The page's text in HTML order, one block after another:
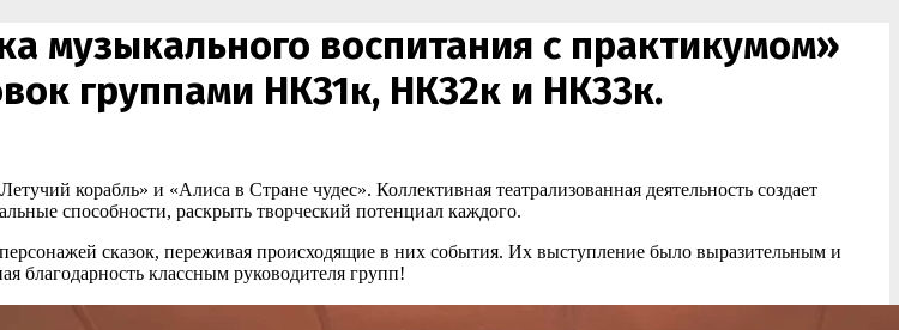
музыкального воспитания с практикумом»
группами НК31к, НК32к и НК33к.
корабль» и «Алиса в Стране чудес». Коллективная театрализованная деятельность создает
способности, раскрыть творческий потенциал каждого.
сказок, переживая происходящие в них события. Их выступление было выразительным и
благодарность классным руководителя групп!